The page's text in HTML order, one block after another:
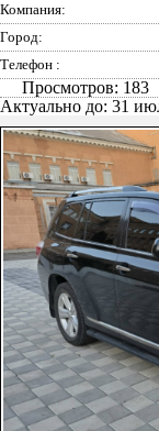
Компания:
Город:
Телефон :
Просмотров: 183
Актуально до: 31